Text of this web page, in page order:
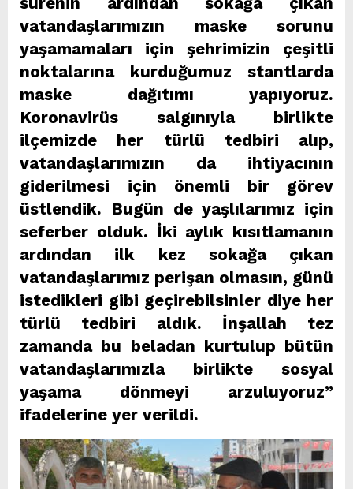
vatandaşlarımızın maske sorunu
yaşamamaları için şehrimizin çeşitli
noktalarına kurduğumuz stantlarda
maske dağıtımı yapıyoruz.
Koronavirüs salgınıyla birlikte
ilçemizde her türlü tedbiri alıp,
vatandaşlarımızın da ihtiyacının
giderilmesi için önemli bir görev
üstlendik. Bugün de yaşlılarımız için
seferber olduk. İki aylık kısıtlamanın
ardından ilk kez sokağa çıkan
vatandaşlarımız perişan olmasın, günü
istedikleri gibi geçirebilsinler diye her
türlü tedbiri aldık. İnşallah tez
zamanda bu beladan kurtulup bütün
vatandaşlarımızla birlikte sosyal
yaşama dönmeyi arzuluyoruz”
ifadelerine yer verildi.